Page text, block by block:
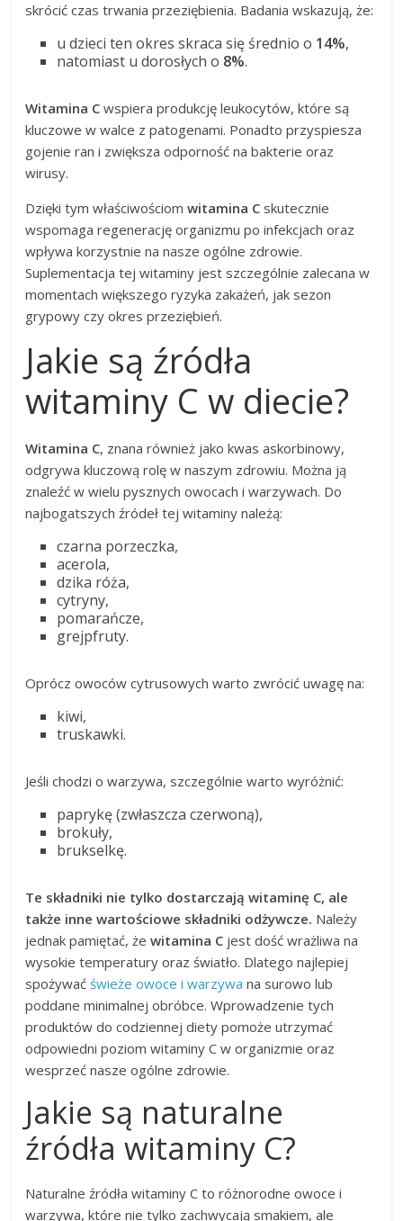
skrócić czas trwania przeziębienia. Badania wskazują, że:
u dzieci ten okres skraca się średnio o 14%,
natomiast u dorosłych o 8%.
Witamina C wspiera produkcję leukocytów, które są
kluczowe w walce z patogenami. Ponadto przyspiesza
gojenie ran i zwiększa odporność na bakterie oraz
wirusy.
Dzięki tym właściwościomwitamina C skutecznie
wspomaga regenerację organizmu po infekcjach oraz
wpływa korzystnie na nasze ogólne zdrowie.
Suplementacja tej witaminy jest szczególnie zalecana w
momentach większego ryzyka zakażeń, jak sezon
grypowy czy okres przeziębień.
Jakie są źródła
witaminy C w diecie?
Witamina C, znana również jako kwas askorbinowy,
odgrywa kluczową rolę w naszym zdrowiu. Można ją
znaleźć w wielu pysznych owocach i warzywach. Do
najbogatszych źródeł tej witaminy należą:
czarna porzeczka,
acerola,
dzika róża,
cytryny,
pomarańcze,
grejpfruty.
Oprócz owoców cytrusowych warto zwrócić uwagę na:
kiwi,
truskawki.
Jeśli chodzi o warzywa, szczególnie warto wyróżnić:
paprykę (zwłaszcza czerwoną),
brokuły,
brukselkę.
Te składniki nie tylko dostarczają witaminę C, ale
także inne wartościowe składniki odżywcze. Należy
jednak pamiętać, żewitamina C jest dość wrażliwa na
wysokie temperatury oraz światło. Dlatego najlepiej
spożywaćświeże owoce i warzywa na surowo lub
poddane minimalnej obróbce. Wprowadzenie tych
produktów do codziennej diety pomoże utrzymać
odpowiedni poziom witaminy C w organizmie oraz
wesprzeć nasze ogólne zdrowie.
Jakie są naturalne
źródła witaminy C?
Naturalne źródła witaminy C to różnorodne owoce i
warzywa, które nie tylko zachwycają smakiem, ale